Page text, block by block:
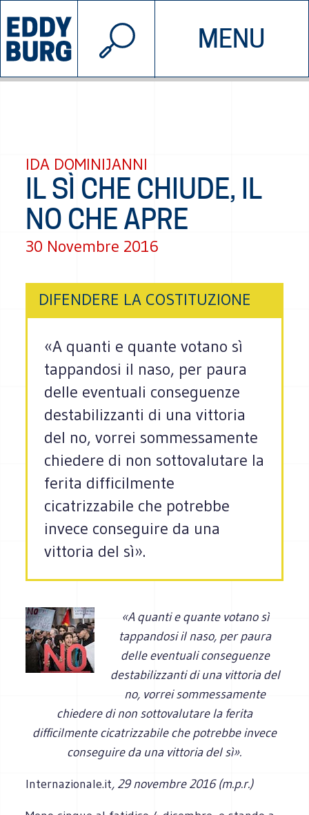
MENU
INIZIATIVE CHI SIAMO
© 2026 EDDYBURG
IDA DOMINIJANNI
IL SÌ CHE CHIUDE, IL
NO CHE APRE
30 Novembre 2016
DIFENDERE LA COSTITUZIONE
«A quanti e quante votano sì
tappandosi il naso, per paura
delle eventuali conseguenze
destabilizzanti di una vittoria
del no, vorrei sommessamente
chiedere di non sottovalutare la
ferita difficilmente
cicatrizzabile che potrebbe
invece conseguire da una
vittoria del sì».
«A quanti e quante votano sì
tappandosi il naso, per paura
delle eventuali conseguenze
destabilizzanti di una vittoria del
no, vorrei sommessamente
chiedere di non sottovalutare la ferita
difficilmente cicatrizzabile che potrebbe invece
conseguire da una vittoria del sì».
Internazionale.it, 29 novembre 2016 (m.p.r.)